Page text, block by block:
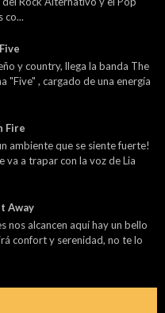
co...
y country, llega la banda The
"Five" , cargado de una energía
Fire
ambiente que se siente fuerte!
va a trapar con la voz de Lia
Away
nos alcancen aquí hay un bello
confort y serenidad, no te lo